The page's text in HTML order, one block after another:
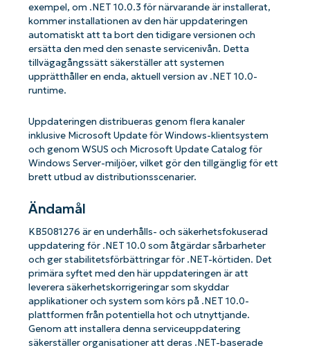
exempel, om .NET 10.0.3 för närvarande är installerat,
kommer installationen av den här uppdateringen
automatiskt att ta bort den tidigare versionen och
ersätta den med den senaste servicenivån. Detta
tillvägagångssätt säkerställer att systemen
upprätthåller en enda, aktuell version av .NET 10.0-
runtime.
Uppdateringen distribueras genom flera kanaler
inklusive Microsoft Update för Windows-klientsystem
och genom WSUS och Microsoft Update Catalog för
Windows Server-miljöer, vilket gör den tillgänglig för ett
brett utbud av distributionsscenarier.
Ändamål
KB5081276 är en underhålls- och säkerhetsfokuserad
uppdatering för .NET 10.0 som åtgärdar sårbarheter
och ger stabilitetsförbättringar för .NET-körtiden. Det
primära syftet med den här uppdateringen är att
leverera säkerhetskorrigeringar som skyddar
applikationer och system som körs på .NET 10.0-
plattformen från potentiella hot och utnyttjande.
Genom att installera denna serviceuppdatering
säkerställer organisationer att deras .NET-baserade